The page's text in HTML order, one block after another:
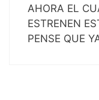
AHORA EL
ESTRENEN
PENSE QUE